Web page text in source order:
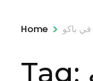
Home > باكو
Tag: